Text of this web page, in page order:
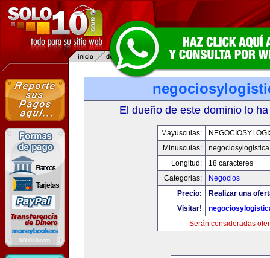
El dueño de este dominio lo
Mayusculas:
Minusculas:
Longitud:
18 caracteres
Categorias:
Negocios
Precio:
Realizar una
Visitar!
Serán consideradas